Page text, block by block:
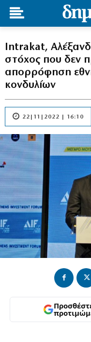
Intrakat,
στόχος που δεν
απορρόφηση
κονδυλίων
22|11|2022 | 16:10